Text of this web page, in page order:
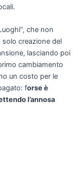
che non
creazione del
lasciando poi
cambiamento
un costo per le
forse è
l’annosa